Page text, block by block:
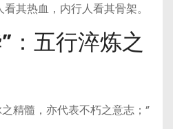
其热血，内行人看其骨架。
：五行淬炼之
精髓，亦代表不朽之意志；”